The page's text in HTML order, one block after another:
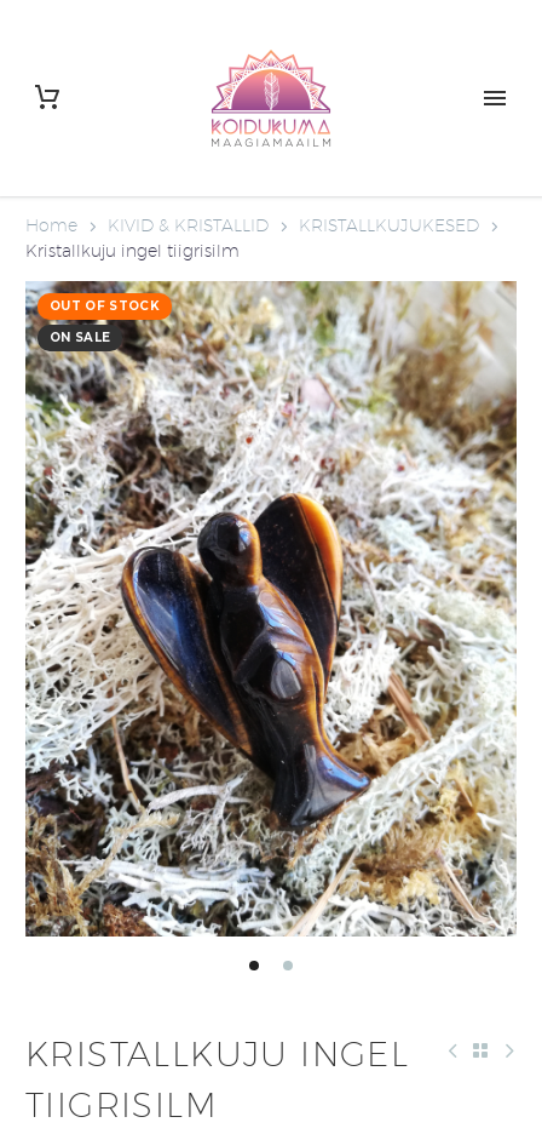
Home KIVID & KRISTALLID
KRISTALLKUJUKESED
Kristallkuju ingel tiigrisilm
OUT OF STOCK
ON SALE
KRISTALLKUJU INGEL
TIIGRISILM